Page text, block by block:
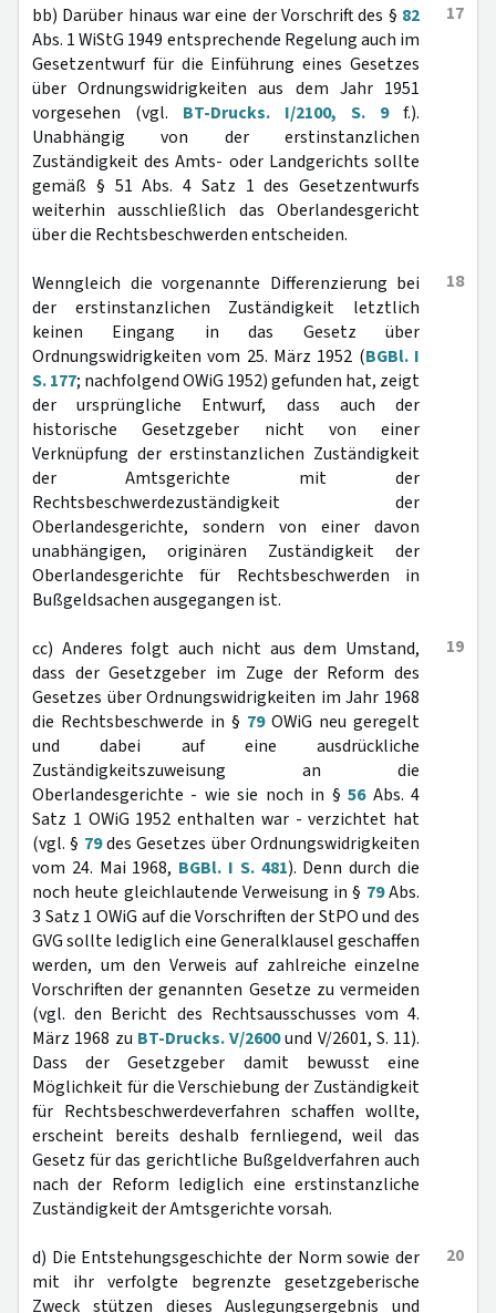
17
bb) Darüber hinaus war eine der Vorschrift des § 82
Abs. 1 WiStG 1949 entsprechende Regelung auch im
Gesetzentwurf für die Einführung eines Gesetzes
über Ordnungswidrigkeiten aus dem Jahr 1951
vorgesehen (vgl. BT-Drucks. I/2100, S. 9f.).
Unabhängig von der erstinstanzlichen
Zuständigkeit des Amts- oder Landgerichts sollte
gemäß § 51 Abs. 4 Satz 1 des Gesetzentwurfs
weiterhin ausschließlich das Oberlandesgericht
über die Rechtsbeschwerden entscheiden.
18
Wenngleich die vorgenannte Differenzierung bei
der erstinstanzlichen Zuständigkeit letztlich
keinen Eingang in das Gesetz über
Ordnungswidrigkeiten vom 25. März 1952 (BGBl. I
S. 177; nachfolgend OWiG 1952) gefunden hat, zeigt
der ursprüngliche Entwurf, dass auch der
historische Gesetzgeber nicht von einer
Verknüpfung der erstinstanzlichen Zuständigkeit
der Amtsgerichte mit der
Rechtsbeschwerdezuständigkeit der
Oberlandesgerichte, sondern von einer davon
unabhängigen, originären Zuständigkeit der
Oberlandesgerichte für Rechtsbeschwerden in
Bußgeldsachen ausgegangen ist.
19
cc) Anderes folgt auch nicht aus dem Umstand,
dass der Gesetzgeber im Zuge der Reform des
Gesetzes über Ordnungswidrigkeiten im Jahr 1968
die Rechtsbeschwerde in § 79OWiG neu geregelt
und dabei auf eine ausdrückliche
Zuständigkeitszuweisung an die
Oberlandesgerichte - wie sie noch in §56Abs. 4
Satz 1 OWiG 1952 enthalten war - verzichtet hat
(vgl. § 79des Gesetzes über Ordnungswidrigkeiten
vom 24. Mai 1968, BGBl. I S. 481). Denn durch die
noch heute gleichlautende Verweisung in § 79Abs.
3 Satz 1 OWiG auf die Vorschriften der StPO und des
GVG sollte lediglich eine Generalklausel geschaffen
werden, um den Verweis auf zahlreiche einzelne
Vorschriften der genannten Gesetze zu vermeiden
(vgl. den Bericht des Rechtsausschusses vom 4.
März 1968 zu BT-Drucks. V/2600und V/2601, S. 11).
Dass der Gesetzgeber damit bewusst eine
Möglichkeit für die Verschiebung der Zuständigkeit
für Rechtsbeschwerdeverfahren schaffen wollte,
erscheint bereits deshalb fernliegend, weil das
Gesetz für das gerichtliche Bußgeldverfahren auch
nach der Reform lediglich eine erstinstanzliche
Zuständigkeit der Amtsgerichte vorsah.
20
d) Die Entstehungsgeschichte der Norm sowie der
mit ihr verfolgte begrenzte gesetzgeberische
Zweck stützen dieses Auslegungsergebnis und